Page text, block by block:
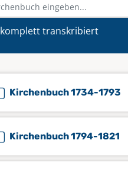
komplett transkribiert
Kirchenbuch 1734-1793
Kirchenbuch 1794-1821